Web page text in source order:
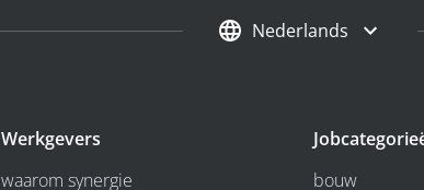
Nederlands
Werkgevers
waarom synergie
bouw